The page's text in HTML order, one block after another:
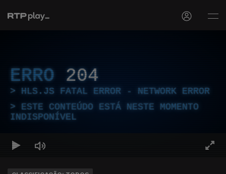
ERRO 204
HLS.JS FATAL ERROR - NETWORK ERROR
ESTE CONTEÚDO ESTÁ NESTE MOMENTO
INDISPONÍVEL